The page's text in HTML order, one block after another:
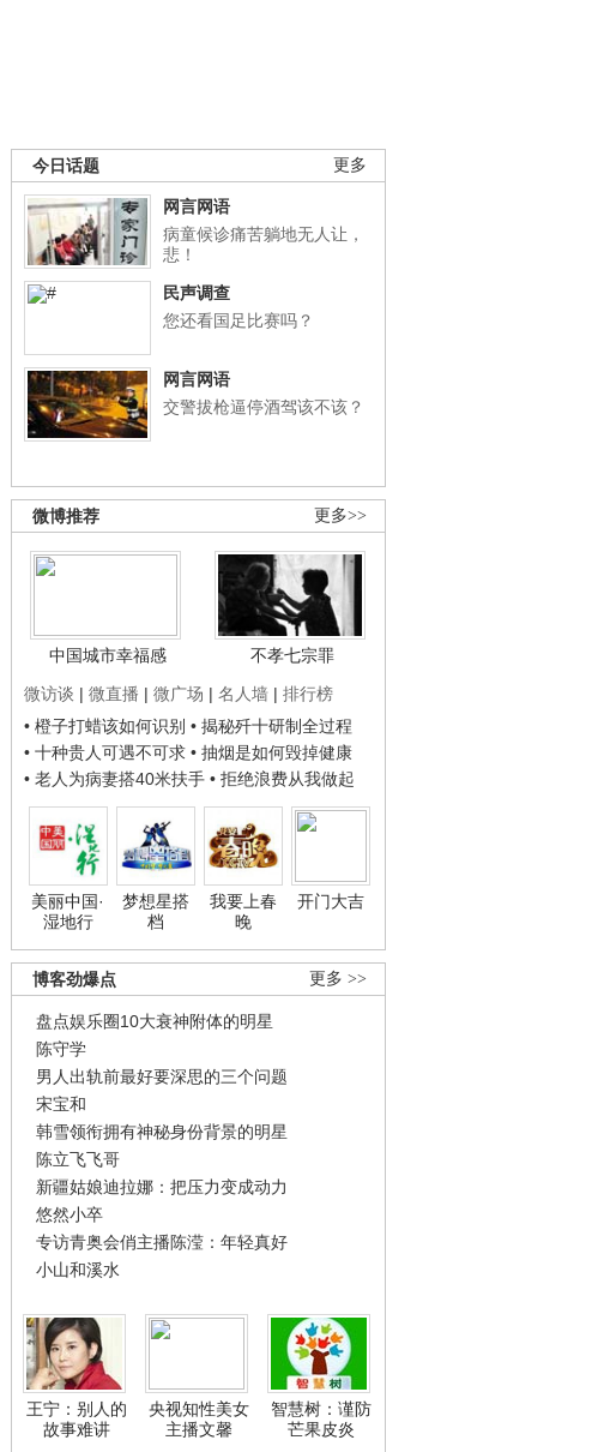
更多
今日话题
网言网语
病童候诊痛苦躺地无人让，
悲！
民声调查
您还看国足比赛吗？
网言网语
交警拔枪逼停酒驾该不该？
更多>>
微博推荐
中国城市幸福感
不孝七宗罪
微访谈 | 微直播 | 微广场 | 名人墙 | 排行榜
• 橙子打蜡该如何识别 • 揭秘歼十研制全过程
• 十种贵人可遇不可求 • 抽烟是如何毁掉健康
• 老人为病妻搭40米扶手 • 拒绝浪费从我做起
美丽中国·
湿地行
梦想星搭
档
我要上春
晚
开门大吉
更多 >>
博客劲爆点
盘点娱乐圈10大衰神附体的明星
陈守学
男人出轨前最好要深思的三个问题
宋宝和
韩雪领衔拥有神秘身份背景的明星
陈立飞飞哥
新疆姑娘迪拉娜：把压力变成动力
悠然小卒
专访青奥会俏主播陈滢：年轻真好
小山和溪水
王宁：别人的
故事难讲
央视知性美女
主播文馨
智慧树：谨防
芒果皮炎